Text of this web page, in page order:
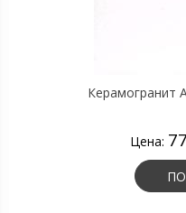
Керамогранит
Цена: